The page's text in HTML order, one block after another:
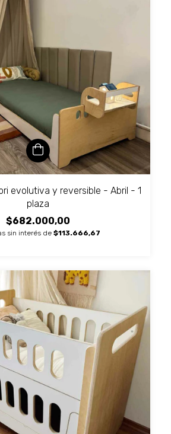
evolutiva y reversible - Abril - 1
plaza
$682.000,00
sin interés de $113.666,67